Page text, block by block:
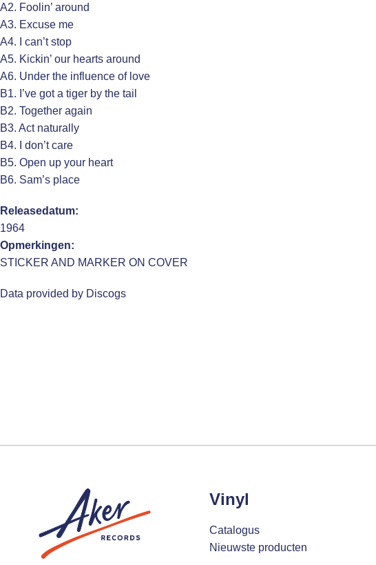
A2. Foolin’ around
A3. Excuse me
A4. I can’t stop
A5. Kickin’ our hearts around
A6. Under the influence of love
B1. I’ve got a tiger by the tail
B2. Together again
B3. Act naturally
B4. I don’t care
B5. Open up your heart
B6. Sam’s place
Releasedatum:
1964
Opmerkingen:
STICKER AND MARKER ON COVER
Data provided by Discogs
Vinyl
Catalogus
Nieuwste producten